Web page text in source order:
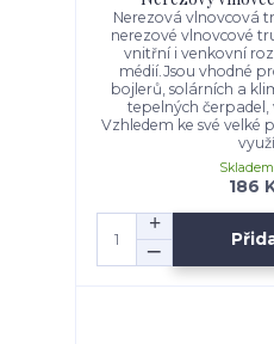
Nerezová vlnovcová
nerezové vlnovcové
vnitřní i venkovní
médií.Jsou vhodné
bojlerů, solárních a
tepelných čerpadel,
Vzhledem ke své velké
186